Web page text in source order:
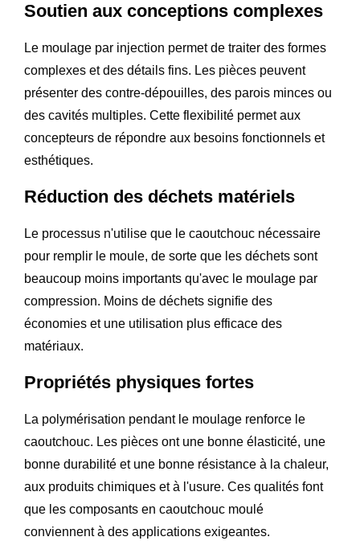
Soutien aux conceptions complexes
Le moulage par injection permet de traiter des formes
complexes et des détails fins. Les pièces peuvent
présenter des contre-dépouilles, des parois minces ou
des cavités multiples. Cette flexibilité permet aux
concepteurs de répondre aux besoins fonctionnels et
esthétiques.
Réduction des déchets matériels
Le processus n'utilise que le caoutchouc nécessaire
pour remplir le moule, de sorte que les déchets sont
beaucoup moins importants qu'avec le moulage par
compression. Moins de déchets signifie des
économies et une utilisation plus efficace des
matériaux.
Propriétés physiques fortes
La polymérisation pendant le moulage renforce le
caoutchouc. Les pièces ont une bonne élasticité, une
bonne durabilité et une bonne résistance à la chaleur,
aux produits chimiques et à l'usure. Ces qualités font
que les composants en caoutchouc moulé
conviennent à des applications exigeantes.